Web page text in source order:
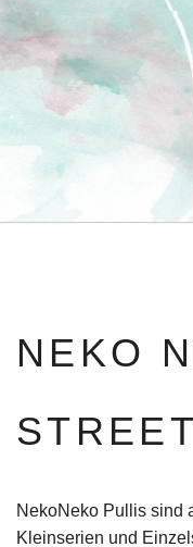
NEKO
NekoNeko Pullis sind
Kleinserien und